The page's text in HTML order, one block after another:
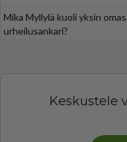
Mika Myllylä kuoli yksin
urheilusankari?
Keskustele